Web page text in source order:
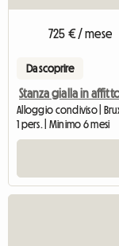
725 € / mese
Da scoprire
Stanza gialla in
Alloggio condiviso |
1 pers. | Minimo 6 mesi